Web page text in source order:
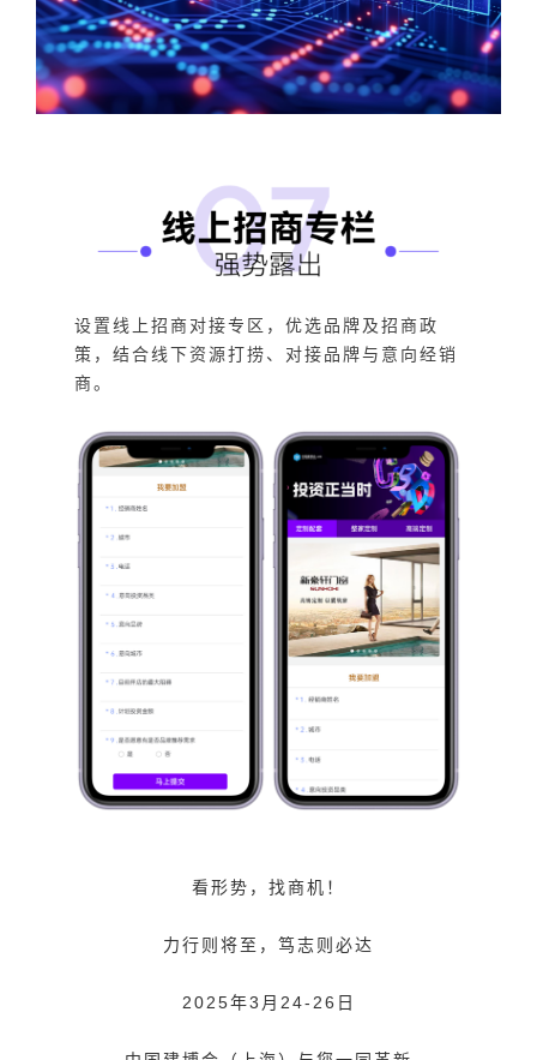
设置线上招商对接专区，优选品牌及招商政
策，结合线下资源打捞、对接品牌与意向经销
商。
看形势，找商机！
力行则将至，笃志则必达
2025年3月24-26日